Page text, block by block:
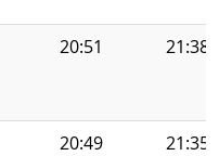
20:51 21:38
20:49 21:35